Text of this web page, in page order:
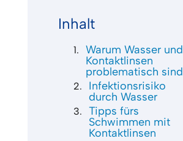
Inhalt
Warum Wasser und
Kontaktlinsen
problematisch sind
Infektionsrisiko
durch Wasser
Tipps fürs
Schwimmen mit
Kontaktlinsen